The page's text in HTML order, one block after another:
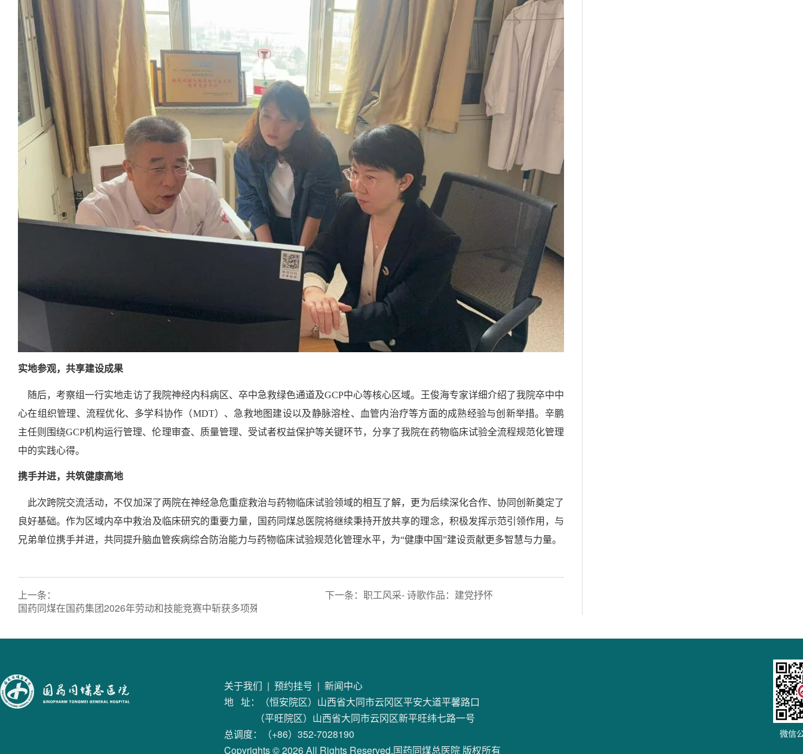
实地参观，共享建设成果
随后，考察组一行实地走访了我院神经内科病区、卒中急救绿色通道及GCP中心等核心区域。王俊海专家详细介绍了我院卒中中
心在组织管理、流程优化、多学科协作（MDT）、急救地图建设以及静脉溶栓、血管内治疗等方面的成熟经验与创新举措。辛鹏
主任则围绕GCP机构运行管理、伦理审查、质量管理、受试者权益保护等关键环节，分享了我院在药物临床试验全流程规范化管理
中的实践心得。
携手并进，共筑健康高地
此次跨院交流活动，不仅加深了两院在神经急危重症救治与药物临床试验领域的相互了解，更为后续深化合作、协同创新奠定了
良好基础。作为区域内卒中救治及临床研究的重要力量，国药同煤总医院将继续秉持开放共享的理念，积极发挥示范引领作用，与
兄弟单位携手并进，共同提升脑血管疾病综合防治能力与药物临床试验规范化管理水平，为“健康中国”建设贡献更多智慧与力量。
上一条：
国药同煤在国药集团2026年劳动和技能竞赛中斩获多项殊荣
下一条： 职工风采- 诗歌作品：建党抒怀
关于我们 | 预约挂号 | 新闻中心
地 址：（恒安院区）山西省大同市云冈区平安大道平馨路口
（平旺院区）山西省大同市云冈区新平旺纬七路一号
总调度：（+86）352-7028190
Copyrights © 2026 All Rights Reserved.国药同煤总医院 版权所有
微信